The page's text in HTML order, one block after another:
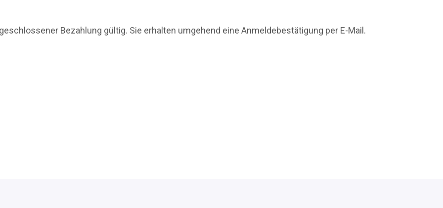
Bezahlung gültig. Sie erhalten umgehend eine Anmeldebestätigung per E-Mail.